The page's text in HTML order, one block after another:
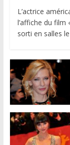
L’actrice
l’affiche du film
sorti en salles le